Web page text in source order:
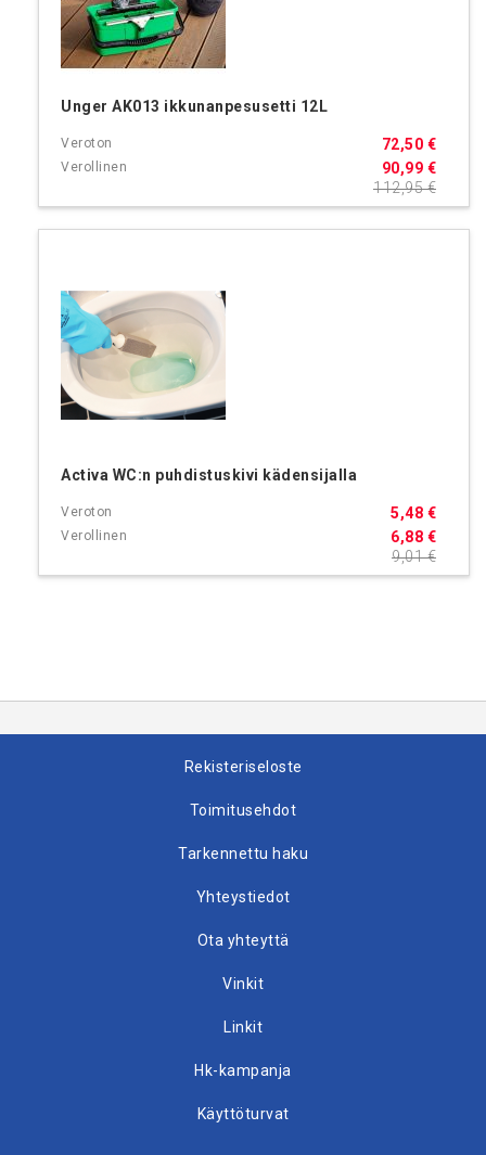
Unger AK013 ikkunanpesusetti 12L
90,99 €
72,50 €
112,95 €
Activa WC:n puhdistuskivi kädensijalla
6,88 €
5,48 €
9,01 €
Rekisteriseloste
Toimitusehdot
Tarkennettu haku
Yhteystiedot
Ota yhteyttä
Vinkit
Linkit
Hk-kampanja
Käyttöturvat